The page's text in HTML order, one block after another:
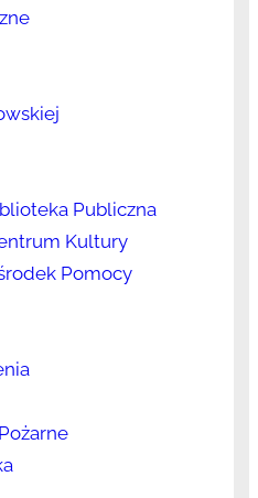
Publiczna
Kultury
Pomocy